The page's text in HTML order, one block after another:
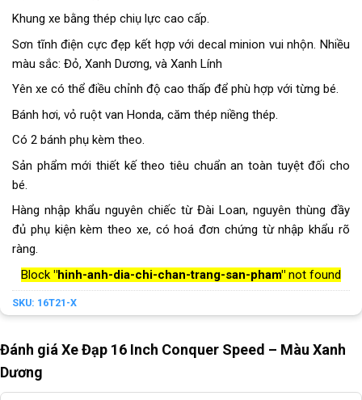
Khung xe bằng thép chiụ lực cao cấp.
Sơn tĩnh điện cực đẹp kết hợp với decal minion vui nhộn. Nhiều
màu sắc: Đỏ, Xanh Dương, và Xanh Lính
Yên xe có thể điều chỉnh độ cao thấp để phù hợp với từng bé.
Bánh hơi, vỏ ruột van Honda, căm thép niềng thép.
Có 2 bánh phụ kèm theo.
Sản phẩm mới thiết kế theo tiêu chuẩn an toàn tuyệt đối cho
bé.
Hàng nhập khẩu nguyên chiếc từ Đài Loan, nguyên thùng đầy
đủ phụ kiện kèm theo xe, có hoá đơn chứng từ nhập khẩu rõ
ràng.
Block "hinh-anh-dia-chi-chan-trang-san-pham" not found
SKU: 16T21-X
Đánh giá Xe Đạp 16 Inch Conquer Speed – Màu Xanh
Dương